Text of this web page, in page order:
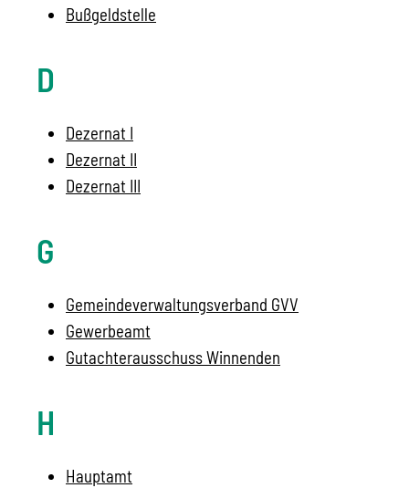
Bußgeldstelle
D
Dezernat I
Dezernat II
Dezernat III
G
Gemeindeverwaltungsverband GVV
Gewerbeamt
Gutachterausschuss Winnenden
H
Hauptamt